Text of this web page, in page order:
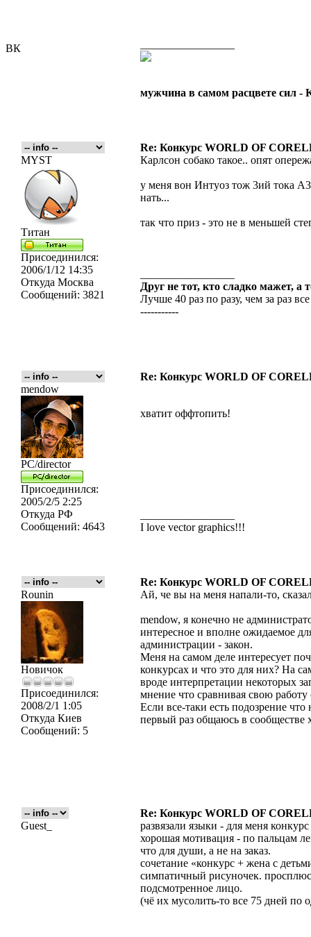
ВК
мужчина в самом расцвете сил -
Re: Конкурс WORLD OF
MYST
Титан
Присоединился:
2006/1/12 14:35
Откуда Москва
Сообщений: 3821
Карлсон собако такое.. опят
у меня вон Интуоз тож 3ий тока
нать...
так что приз - это не в меньшей
Друг не тот, кто сладко мажет, а
Лучше 40 раз по разу, чем за раз
-----------
Re: Конкурс WORLD OF
mendow
PC/director
Присоединился:
2005/2/5 2:25
Откуда РФ
Сообщений: 4643
хватит оффтопить!
I love vector graphics!!!
Re: Конкурс WORLD OF
Rounin
Новичок
Присоединился:
2008/2/1 1:05
Откуда Киев
Сообщений: 5
Ай, че вы на меня напали-то,
mendow, я конечно не
интересное и вполне ожидаемое
администрации - закон.
Меня на самом деле интересует
конкурсах и что это для них? На
вроде интерпретации некоторых
мнение что сравнивая свою
Если все-таки есть подозрение
первый раз общаюсь в сообществе
Re: Конкурс WORLD OF
Guest_
развязали языки - для меня
хорошая мотивация - по пальцам
что для души, а не на заказ.
сочетание «конкурс + жена с
симпатичный рисуночек.
подсмотренное лицо.
(чё их мусолить-то все 75 дней по